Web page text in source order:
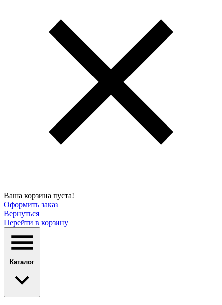
Ваша корзина пуста!
Оформить заказ
Вернуться
Перейти в корзину
Каталог